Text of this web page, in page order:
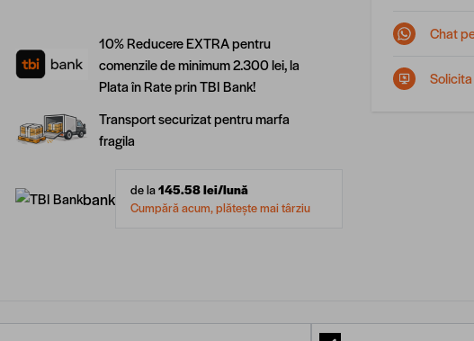
10% Reducere EXTRA pentru
comenzile de minimum 2.300 lei, la
Plata în Rate prin TBI Bank!
Transport securizat pentru marfa
fragila
bank de la145.58lei/lună
Cumpără acum, plătește mai târziu
Chat